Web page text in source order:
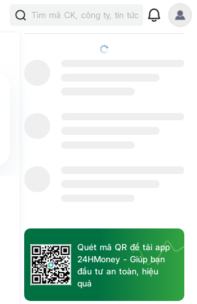
Tìm mã CK, công ty, tin tức
Quét mã QR để tải app
24HMoney - Giúp bạn
đầu tư an toàn, hiệu
quả